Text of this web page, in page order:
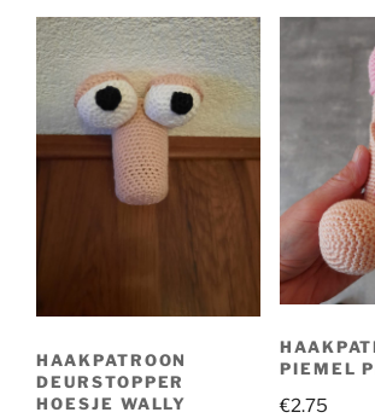
HAAKPATROON
DEURSTOPPER
HOESJE WALLY
PIEMEL
€2.75